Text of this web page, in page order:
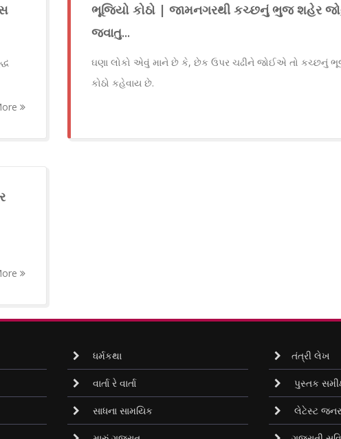
ભૂજિયો કોઠો | જામનગરથી કચ્છનું ભુજ શહેર
જવાતુ...
ઘણા લોકો એવું માને છે કે, છેક ઉપર ચઢીને જોઈએ તો કચ્છનું
કોઠો કહેવાય છે.
ધર્મકથા
વાર્તા રે વાર્તા
સાધના સામયિક
તંત્રી લેખ
પુસ્તક
લેટેસ્ટ